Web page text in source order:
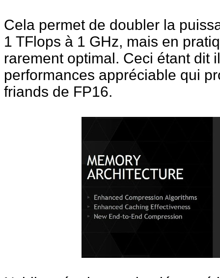
Cela permet de doubler la
1 TFlops à 1 GHz, mais en
rarement optimal. Ceci étant dit
performances appréciable qui
friands de FP16.